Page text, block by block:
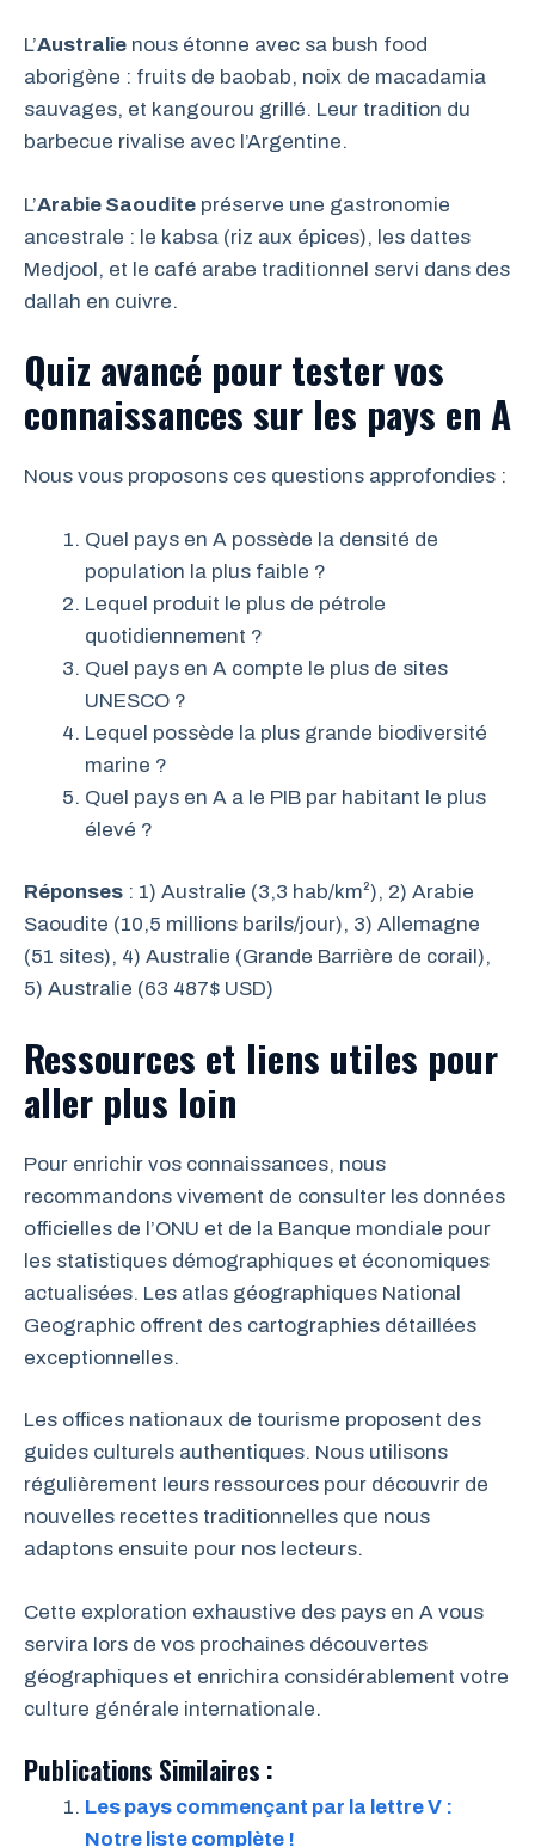
L’Australie nous étonne avec sa bush food
aborigène : fruits de baobab, noix de macadamia
sauvages, et kangourou grillé. Leur tradition du
barbecue rivalise avec l’Argentine.
L’Arabie Saoudite préserve une gastronomie
ancestrale : le kabsa (riz aux épices), les dattes
Medjool, et le café arabe traditionnel servi dans des
dallah en cuivre.
Quiz avancé pour tester vos
connaissances sur les pays en A
Nous vous proposons ces questions approfondies :
Quel pays en A possède la densité de
population la plus faible ?
Lequel produit le plus de pétrole
quotidiennement ?
Quel pays en A compte le plus de sites
UNESCO ?
Lequel possède la plus grande biodiversité
marine ?
Quel pays en A a le PIB par habitant le plus
élevé ?
Réponses : 1) Australie (3,3 hab/km²), 2) Arabie
Saoudite (10,5 millions barils/jour), 3) Allemagne
(51 sites), 4) Australie (Grande Barrière de corail),
5) Australie (63 487$ USD)
Ressources et liens utiles pour
aller plus loin
Pour enrichir vos connaissances, nous
recommandons vivement de consulter les données
officielles de l’ONU et de la Banque mondiale pour
les statistiques démographiques et économiques
actualisées. Les atlas géographiques National
Geographic offrent des cartographies détaillées
exceptionnelles.
Les offices nationaux de tourisme proposent des
guides culturels authentiques. Nous utilisons
régulièrement leurs ressources pour découvrir de
nouvelles recettes traditionnelles que nous
adaptons ensuite pour nos lecteurs.
Cette exploration exhaustive des pays en A vous
servira lors de vos prochaines découvertes
géographiques et enrichira considérablement votre
culture générale internationale.
Publications Similaires :
Les pays commençant par la lettre V :
Notre liste complète !